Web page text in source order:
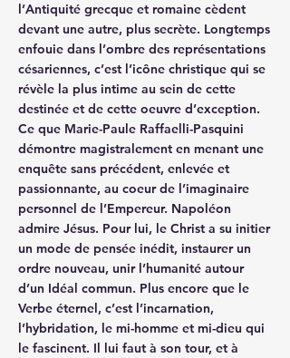
l’Antiquité grecque et romaine cèdent
devant une autre, plus secrète. Longtemps
enfouie dans l’ombre des représentations
césariennes, c’est l’icône christique qui se
révèle la plus intime au sein de cette
destinée et de cette oeuvre d’exception.
Ce que Marie-Paule Raffaelli-Pasquini
démontre magistralement en menant une
enquête sans précédent, enlevée et
passionnante, au coeur de l’imaginaire
personnel de l’Empereur. Napoléon
admire Jésus. Pour lui, le Christ a su initier
un mode de pensée inédit, instaurer un
ordre nouveau, unir l’humanité autour
d’un Idéal commun. Plus encore que le
Verbe éternel, c’est l’incarnation,
l’hybridation, le mi-homme et mi-dieu qui
le fascinent. Il lui faut à son tour, et à